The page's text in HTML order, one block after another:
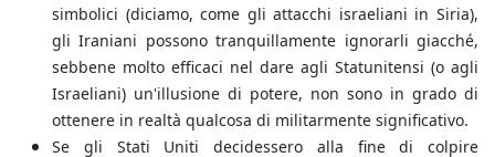
simbolici (diciamo, come gli attacchi israeliani in Siria),
gli Iraniani possono tranquillamente ignorarli giacché,
sebbene molto efficaci nel dare agli Statunitensi (o agli
Israeliani) un'illusione di potere, non sono in grado di
ottenere in realtà qualcosa di militarmente significativo.
Se gli Stati Uniti decidessero alla fine di colpire